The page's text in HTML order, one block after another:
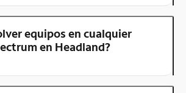
equipos en cualquier
en Headland?